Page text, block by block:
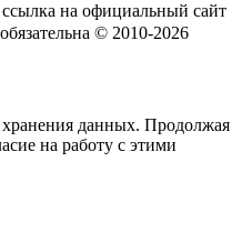
на официальный сайт
© 2010-2026
хранения данных. Продолжая
на работу с этими